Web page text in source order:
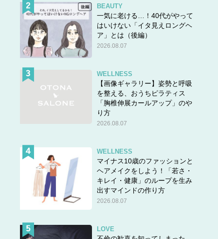
BEAUTY
一気に老ける…！40代がやって
はいけない「イタ見えロングヘ
ア」とは（後編）
2026.08.07
WELLNESS
【画像ギャラリー】姿勢と呼吸
を整える、おうちピラティス
「胸椎伸展カールアップ」のや
り方
2026.08.07
WELLNESS
マイナス10歳のファッションと
ヘアメイクをしよう！「若さ・
キレイ・健康」のループを生み
出すマインドの作り方
2026.08.07
LOVE